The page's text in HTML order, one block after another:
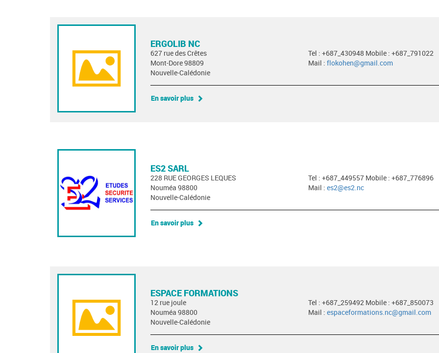
ERGOLIB NC
627 rue des Crêtes
Mont-Dore 98809
Nouvelle-Calédonie
Tel : +687_430948 Mobile : +687_791022
Mail : flokohen@gmail.com
En savoir plus
ES2 SARL
228 RUE GEORGES LEQUES
Nouméa 98800
Nouvelle-Calédonie
Tel : +687_449557 Mobile : +687_776896
Mail : es2@es2.nc
En savoir plus
ESPACE FORMATIONS
12 rue joule
Nouméa 98800
Nouvelle-Calédonie
Tel : +687_259492 Mobile : +687_850073
Mail : espaceformations.nc@gmail.com
En savoir plus